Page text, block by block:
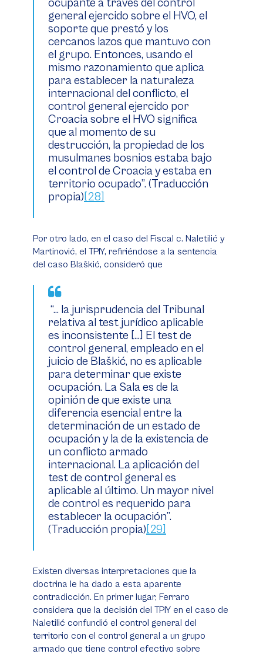
ocupante a través del control
general ejercido sobre el HVO, el
soporte que prestó y los
cercanos lazos que mantuvo con
el grupo. Entonces, usando el
mismo razonamiento que aplica
para establecer la naturaleza
internacional del conflicto, el
control general ejercido por
Croacia sobre el HVO significa
que al momento de su
destrucción, la propiedad de los
musulmanes bosnios estaba bajo
el control de Croacia y estaba en
territorio ocupado”. (Traducción
propia)[28]
Por otro lado, en el caso del Fiscal c. Naletilić y
Martinović, el TPIY, refiriéndose a la sentencia
del caso Blaškić, consideró que
“… la jurisprudencia del Tribunal
relativa al test jurídico aplicable
es inconsistente […] El test de
control general, empleado en el
juicio de Blaškić, no es aplicable
para determinar que existe
ocupación. La Sala es de la
opinión de que existe una
diferencia esencial entre la
determinación de un estado de
ocupación y la de la existencia de
un conflicto armado
internacional. La aplicación del
test de control general es
aplicable al último. Un mayor nivel
de control es requerido para
establecer la ocupación”.
(Traducción propia)[29]
Existen diversas interpretaciones que la
doctrina le ha dado a esta aparente
contradicción. En primer lugar, Ferraro
considera que la decisión del TPIY en el caso de
Naletilić confundió el control general del
territorio con el control general a un grupo
armado que tiene control efectivo sobre